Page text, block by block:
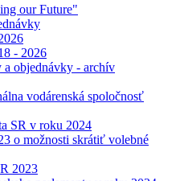
our Future"
- 2026
a objednávky - archív
vodárenská spoločnosť
SR v roku 2024
o možnosti skrátiť volebné
2023